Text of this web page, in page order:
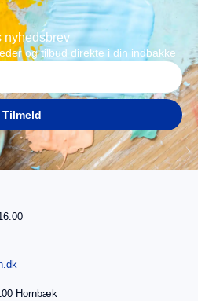
nyhedsbrev
og tilbud direkte i din indbakke
Tilmeld
Hornbæk